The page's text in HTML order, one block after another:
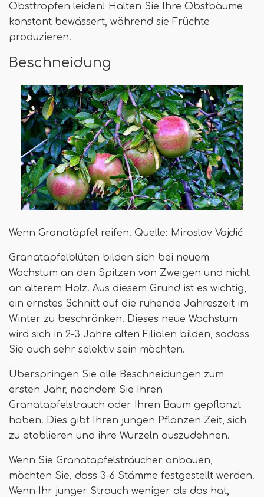
Obsttropfen leiden! Halten Sie Ihre Obstbäume
konstant bewässert, während sie Früchte
produzieren.
Beschneidung
Wenn Granatäpfel reifen. Quelle: Miroslav Vajdić
Granatapfelblüten bilden sich bei neuem
Wachstum an den Spitzen von Zweigen und nicht
an älterem Holz. Aus diesem Grund ist es wichtig,
ein ernstes Schnitt auf die ruhende Jahreszeit im
Winter zu beschränken. Dieses neue Wachstum
wird sich in 2-3 Jahre alten Filialen bilden, sodass
Sie auch sehr selektiv sein möchten.
Überspringen Sie alle Beschneidungen zum
ersten Jahr, nachdem Sie Ihren
Granatapfelstrauch oder Ihren Baum gepflanzt
haben. Dies gibt Ihren jungen Pflanzen Zeit, sich
zu etablieren und ihre Wurzeln auszudehnen.
Wenn Sie Granatapfelsträucher anbauen,
möchten Sie, dass 3-6 Stämme festgestellt werden.
Wenn Ihr junger Strauch weniger als das hat,